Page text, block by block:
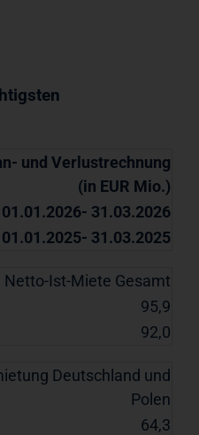
und Verlustrechnung
(in EUR Mio.)
01.01.2026- 31.03.2026
01.01.2025- 31.03.2025
Netto-Ist-Miete Gesamt
95,9
92,0
Deutschland und
Polen
64,3